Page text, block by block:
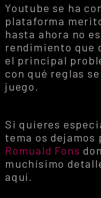
Youtube se ha
plataforma
hasta ahora no
rendimiento que
el principal
con qué reglas
juego.
Si quieres
tema os dejamos
Romuald Fons
muchísimo
aquí.